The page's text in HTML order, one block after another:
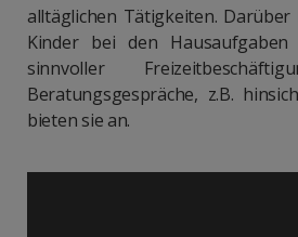
alltäglichen Tätigkeiten.
Kinder bei den
sinnvoller
Beratungsgespräche, z.B.
bieten sie an.